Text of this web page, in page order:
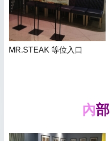
MR.STEAK 等位入口
內部